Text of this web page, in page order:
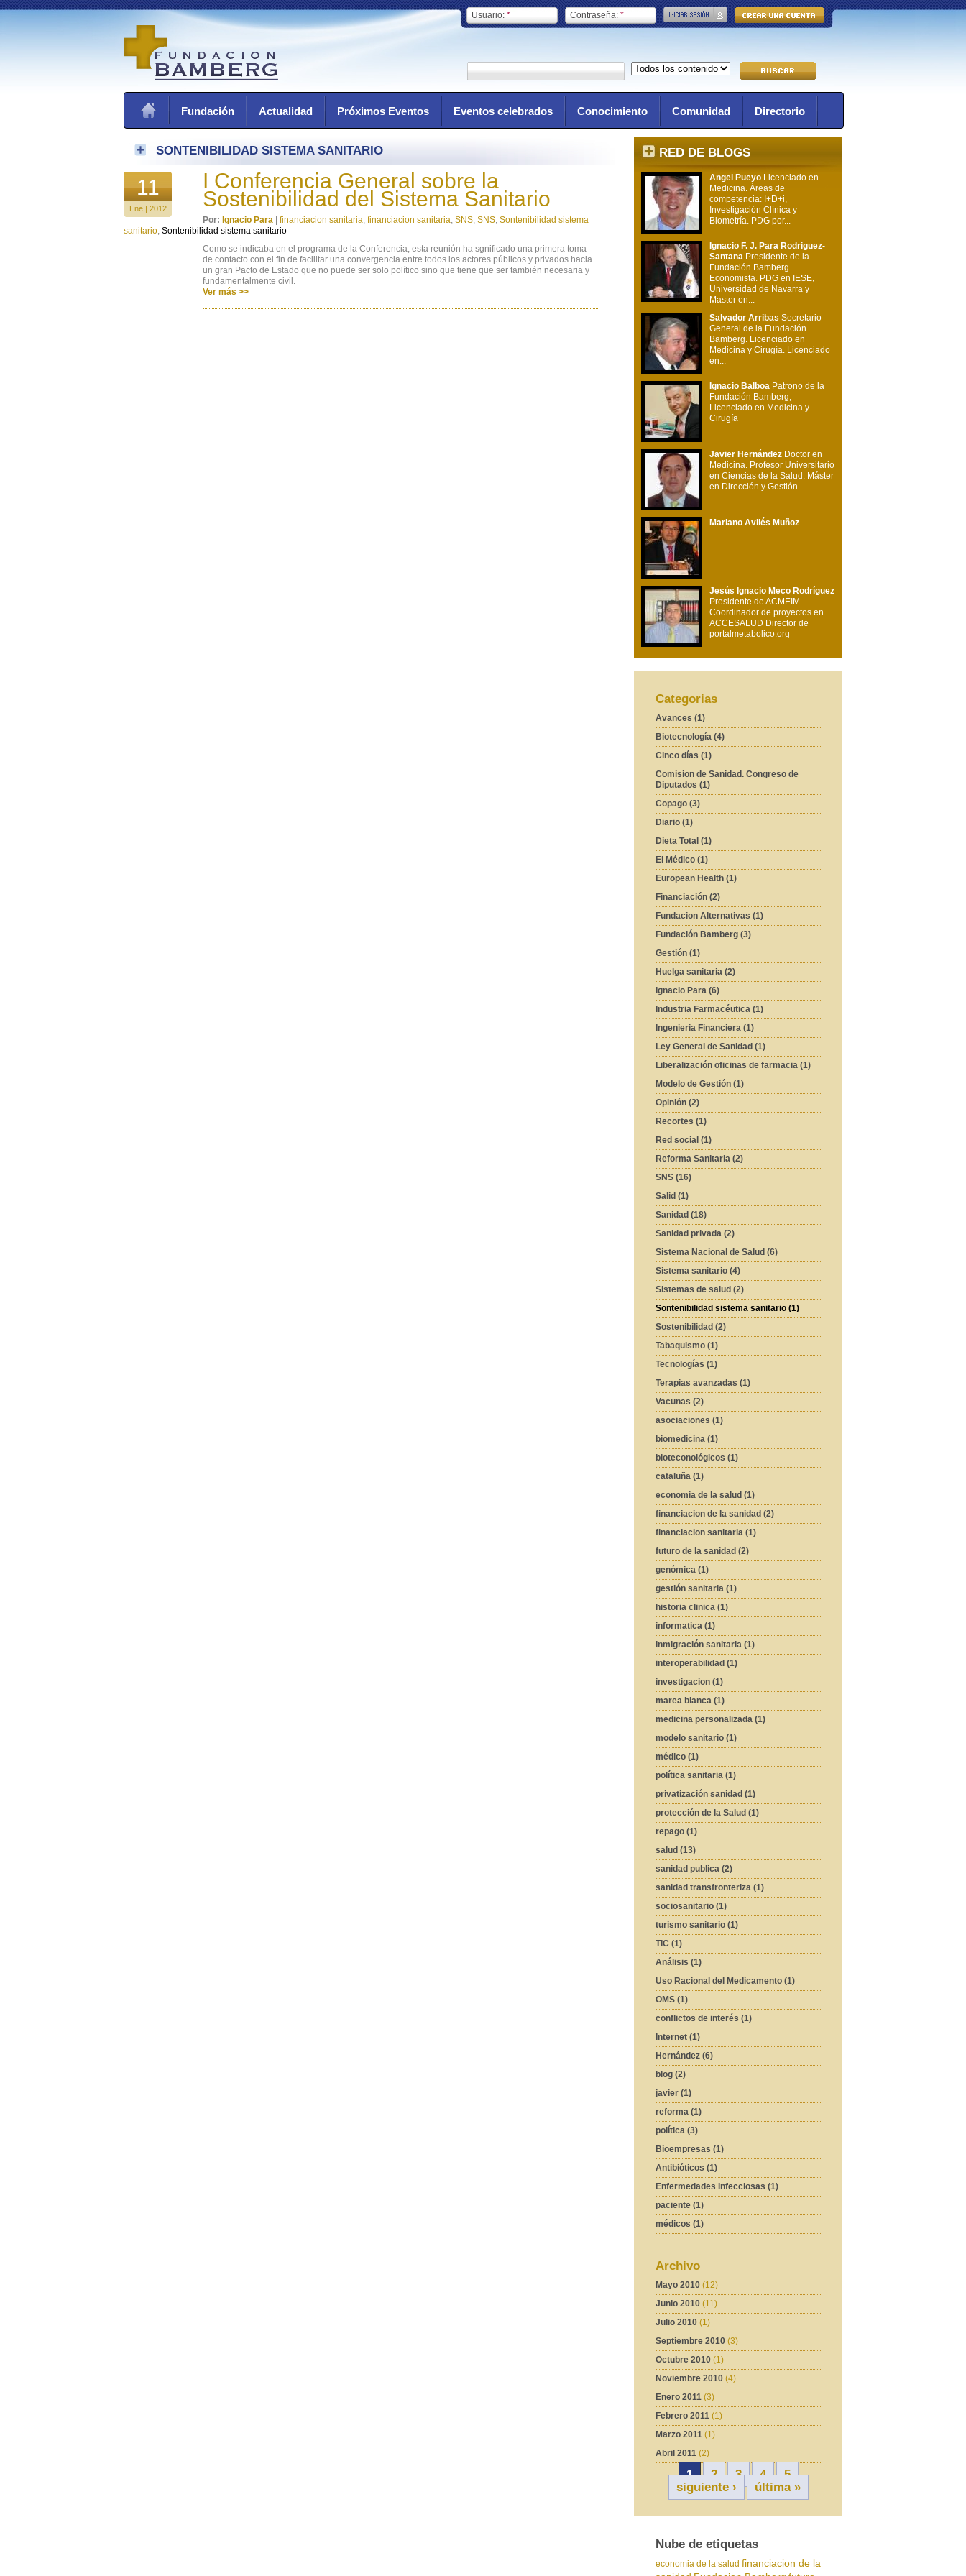
Usuario: * Contraseña: *
Fundación Actualidad Próximos Eventos Eventos celebrados Conocimiento Comunidad Directorio
RED DE BLOGS
Angel Pueyo Licenciado en
Medicina. Áreas de
competencia: I+D+i,
Investigación Clínica y
Biometría. PDG por...
Ignacio F. J. Para Rodriguez-
Santana Presidente de la
Fundación Bamberg.
Economista. PDG en IESE,
Universidad de Navarra y
Master en...
Salvador Arribas Secretario
General de la Fundación
Bamberg. Licenciado en
Medicina y Cirugía. Licenciado
en...
Ignacio Balboa Patrono de la
Fundación Bamberg,
Licenciado en Medicina y
Cirugía
Javier Hernández Doctor en
Medicina. Profesor Universitario
en Ciencias de la Salud. Máster
en Dirección y Gestión...
Mariano Avilés Muñoz
Jesús Ignacio Meco Rodríguez
Presidente de ACMEIM.
Coordinador de proyectos en
ACCESALUD Director de
portalmetabolico.org
Categorias
Avances (1)
Biotecnología (4)
Cinco días (1)
Comision de Sanidad. Congreso de
Diputados (1)
Copago (3)
Diario (1)
Dieta Total (1)
El Médico (1)
European Health (1)
Financiación (2)
Fundacion Alternativas (1)
Fundación Bamberg (3)
Gestión (1)
Huelga sanitaria (2)
Ignacio Para (6)
Industria Farmacéutica (1)
Ingenieria Financiera (1)
Ley General de Sanidad (1)
Liberalización oficinas de farmacia (1)
Modelo de Gestión (1)
Opinión (2)
Recortes (1)
Red social (1)
Reforma Sanitaria (2)
SNS (16)
Salid (1)
Sanidad (18)
Sanidad privada (2)
Sistema Nacional de Salud (6)
Sistema sanitario (4)
Sistemas de salud (2)
Sontenibilidad sistema sanitario (1)
Sostenibilidad (2)
Tabaquismo (1)
Tecnologías (1)
Terapias avanzadas (1)
Vacunas (2)
asociaciones (1)
biomedicina (1)
bioteconológicos (1)
cataluña (1)
economia de la salud (1)
financiacion de la sanidad (2)
financiacion sanitaria (1)
futuro de la sanidad (2)
genómica (1)
gestión sanitaria (1)
historia clinica (1)
informatica (1)
inmigración sanitaria (1)
interoperabilidad (1)
investigacion (1)
marea blanca (1)
medicina personalizada (1)
modelo sanitario (1)
médico (1)
política sanitaria (1)
privatización sanidad (1)
protección de la Salud (1)
repago (1)
salud (13)
sanidad publica (2)
sanidad transfronteriza (1)
sociosanitario (1)
turismo sanitario (1)
TIC (1)
Análisis (1)
Uso Racional del Medicamento (1)
OMS (1)
conflictos de interés (1)
Internet (1)
Hernández (6)
blog (2)
javier (1)
reforma (1)
política (3)
Bioempresas (1)
Antibióticos (1)
Enfermedades Infecciosas (1)
paciente (1)
médicos (1)
Archivo
Mayo 2010 (12)
Junio 2010 (11)
Julio 2010 (1)
Septiembre 2010 (3)
Octubre 2010 (1)
Noviembre 2010 (4)
Enero 2011 (3)
Febrero 2011 (1)
Marzo 2011 (1)
Abril 2011 (2)
1 2 3 4
5
siguiente ›
última »
Nube de etiquetas
economia de la salud financiacion de la
SONTENIBILIDAD SISTEMA SANITARIO
11
Ene | 2012
I Conferencia General sobre la
Sostenibilidad del Sistema Sanitario
Por: Ignacio Para financiacion sanitaria, financiacion sanitaria, SNS, SNS, Sontenibilidad sistema
sanitario, Sontenibilidad sistema sanitario
Como se indicaba en el programa de la Conferencia, esta reunión ha sgnificado una primera toma
de contacto con el fin de facilitar una convergencia entre todos los actores públicos y privados hacia
un gran Pacto de Estado que no puede ser solo político sino que tiene que ser también necesaria y
fundamentalmente civil.
Ver más >>